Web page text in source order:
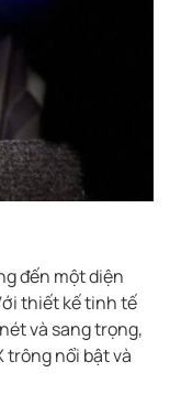
đến một diện
thiết kế tinh tế
và sang trọng,
trông nổi bật và